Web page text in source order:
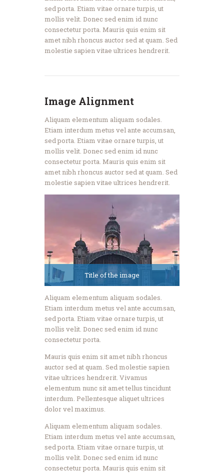
sed porta. Etiam vitae ornare turpis, ut
mollis velit. Donec sed enim id nunc
consectetur porta. Mauris quis enim sit
amet nibh rhoncus auctor sed at quam. Sed
molestie sapien vitae ultrices hendrerit.
Image Alignment
Aliquam elementum aliquam sodales.
Etiam interdum metus vel ante accumsan,
sed porta. Etiam vitae ornare turpis, ut
mollis velit. Donec sed enim id nunc
consectetur porta. Mauris quis enim sit
amet nibh rhoncus auctor sed at quam. Sed
molestie sapien vitae ultrices hendrerit.
Title of the image
Aliquam elementum aliquam sodales.
Etiam interdum metus vel ante accumsan,
sed porta. Etiam vitae ornare turpis, ut
mollis velit. Donec sed enim id nunc
consectetur porta.
Mauris quis enim sit amet nibh rhoncus
auctor sed at quam. Sed molestie sapien
vitae ultrices hendrerit. Vivamus
elementum nunc sit amet tellus tincidunt
interdum. Pellentesque aliquet ultrices
dolor vel maximus.
Aliquam elementum aliquam sodales.
Etiam interdum metus vel ante accumsan,
sed porta. Etiam vitae ornare turpis, ut
mollis velit. Donec sed enim id nunc
consectetur porta. Mauris quis enim sit